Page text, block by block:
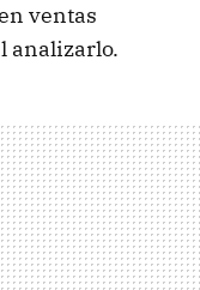
ventas
analizarlo.